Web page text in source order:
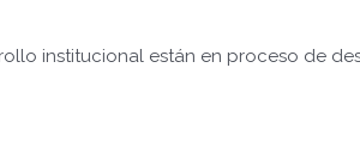
institucional están en proceso de